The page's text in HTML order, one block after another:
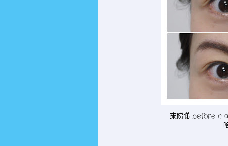
來睇睇 before n